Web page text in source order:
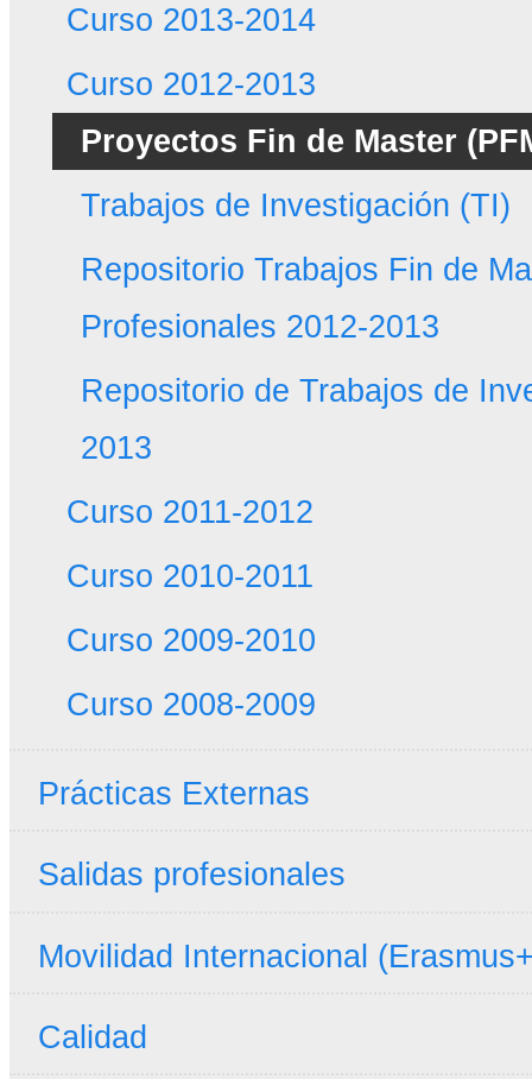
Curso 2013-2014
Curso 2012-2013
Proyectos Fin de Master
Trabajos de Investigación (TI)
Repositorio Trabajos Fin de
Profesionales 2012-2013
Repositorio de Trabajos de
2013
Curso 2011-2012
Curso 2010-2011
Curso 2009-2010
Curso 2008-2009
Prácticas Externas
Salidas profesionales
Movilidad Internacional
Calidad